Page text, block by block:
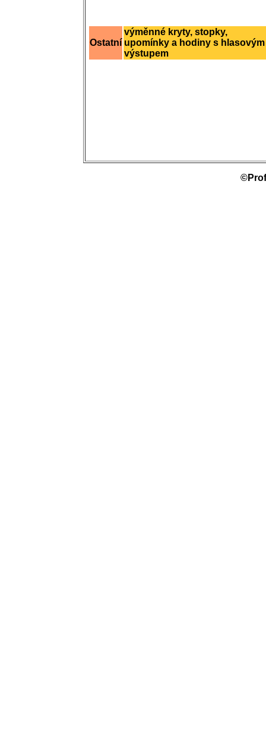
Ostatní
výměnné kryty, stopky,
upomínky a hodiny s hlasovým
výstupem